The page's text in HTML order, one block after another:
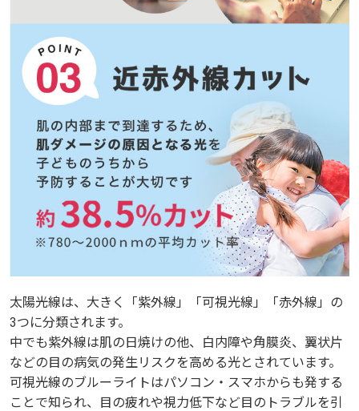
太陽光線は、大きく「紫外線」「可視光線」「赤外線」の
3つに分類されます。
中でも紫外線は肌の日焼けの他、白内障や角膜炎、翼状片
などの目の病気の発生リスクを高める光とされています。
可視光線のブルーライトはパソコン・スマホからも発する
ことで知られ、目の疲れや視力低下など目のトラブルを引
太陽光線は、大きく「紫外線」「可視光線」「赤外線」の
3つに分類されます。
中でも紫外線は肌の日焼けの他、白内障や角膜炎、翼状片
などの目の病気の発生リスクを高める光とされています。
可視光線のブルーライトはパソコン・スマホからも発する
ことで知られ、目の疲れや視力低下など目のトラブルを引